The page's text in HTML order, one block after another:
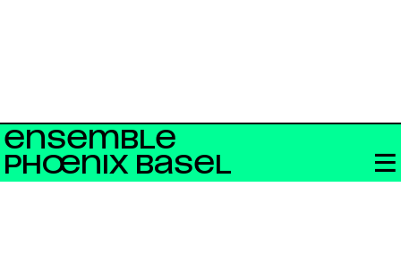
ENSEMBLE
PHŒNIX BASEL